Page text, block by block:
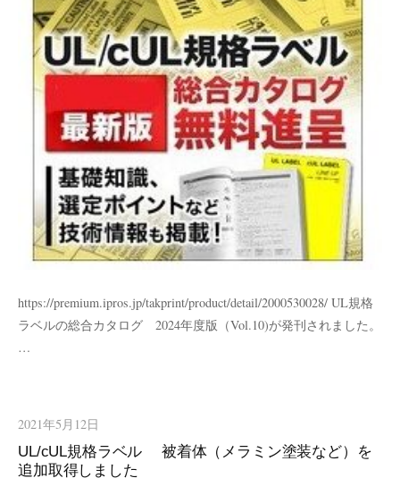
https://premium.ipros.jp/takprint/product/detail/2000530028/ UL規格
ラベルの総合カタログ 2024年度版（Vol.10)が発刊されました。
…
2021年5月12日
UL/cUL規格ラベル 被着体（メラミン塗装など）を
追加取得しました